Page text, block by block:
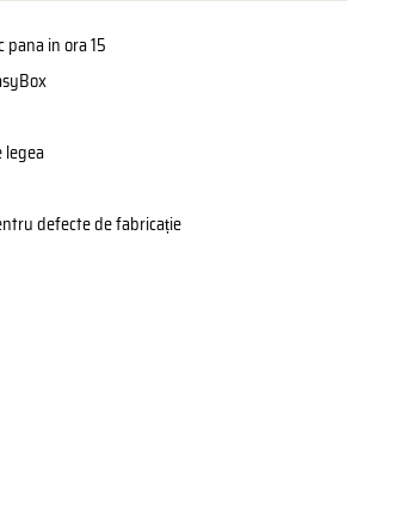
in ora 15
legea
defecte de fabricație